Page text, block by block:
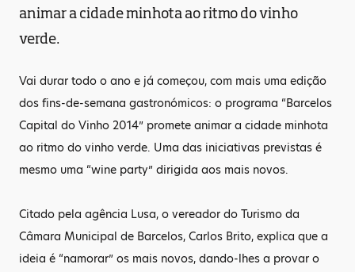
animar a cidade minhota ao ritmo do vinho
verde.
Vai durar todo o ano e já começou, com mais uma edição
dos fins-de-semana gastronómicos: o programa “Barcelos
Capital do Vinho 2014” promete animar a cidade minhota
ao ritmo do vinho verde. Uma das iniciativas previstas é
mesmo uma “wine party” dirigida aos mais novos.
Citado pela agência Lusa, o vereador do Turismo da
Câmara Municipal de Barcelos, Carlos Brito, explica que a
ideia é “namorar” os mais novos, dando-lhes a provar o